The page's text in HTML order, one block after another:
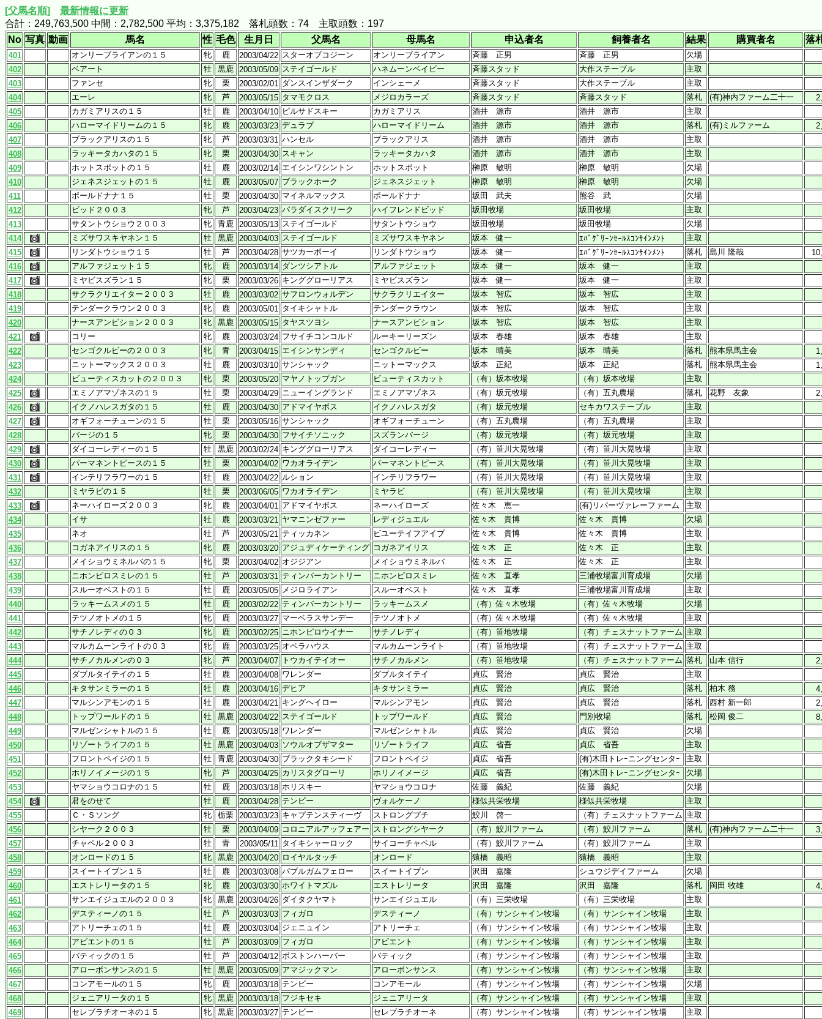
[父馬名順]
最新情報に更新
合計：249,763,500 中間：2,782,500 平均：3,375,182 落札頭数：74 主取頭数：197
No 写真 動画 馬名 性 毛色 生月日 父馬名 母馬名 申込者名 飼養者名 結果 購買者名 落
401 オンリーブライアンの１５ 牝 鹿 2003/04/22 スターオブコジーン オンリーブライアン 斉藤 正男 斉藤 正男
欠場
402
ベアート 牡 黒鹿 2003/05/09 ステイゴールド ハネムーンベイビー 斉藤スタッド 大作ステーブル
主取
403
ファンセ 牝 栗 2003/02/01 ダンスインザダーク インシェーメ 斉藤スタッド 大作ステーブル
主取
404
エーレ 牝 芦 2003/05/15 タマモクロス メジロカラーズ 斉藤スタッド 斉藤スタッド 落札 (有)神内ファーム二十一
405
カガミアリスの１５ 牡 鹿 2003/04/10 ピルサドスキー カガミアリス 酒井 源市 酒井 源市
主取
406
ハローマイドリームの１５ 牝 鹿 2003/03/23 デュラブ ハローマイドリーム 酒井 源市 酒井 源市 落札 (有)ミルファーム
407
ブラックアリスの１５ 牝 芦 2003/03/31 ハンセル ブラックアリス 酒井 源市 酒井 源市
主取
408
ラッキータカハタの１５ 牝 栗 2003/04/30 スキャン ラッキータカハタ 酒井 源市 酒井 源市
主取
409
ホットスポットの１５ 牡 鹿 2003/02/14 エイシンワシントン ホットスポット 榊原 敏明 榊原 敏明
欠場
410
ジェネスジェットの１５ 牡 鹿 2003/05/07 ブラックホーク ジェネスジェット 榊原 敏明 榊原 敏明
欠場
411
ポールドナナ１５ 牡 栗 2003/04/30 マイネルマックス ポールドナナ 坂田 武夫 熊谷 武
欠場
412
ビッド２００３ 牝 芦 2003/04/23 パラダイスクリーク ハイフレンドビッド 坂田牧場 坂田牧場
主取
413
サタントウショウ２００３ 牝 青鹿 2003/05/13 ステイゴールド サタントウショウ 坂田牧場 坂田牧場
欠場
414
ミズサワスキヤネン１５ 牡 黒鹿 2003/04/03 ステイゴールド ミズサワスキヤネン 坂本 健一 ｴﾊﾞｸﾞﾘｰﾝｾｰﾙｽｺﾝｻｲﾝﾒﾝﾄ
主取
415
リンダトウショウ１５ 牡 芦 2003/04/28 サツカーボーイ リンダトウショウ 坂本 健一 ｴﾊﾞｸﾞﾘｰﾝｾｰﾙｽｺﾝｻｲﾝﾒﾝﾄ 落札 島川 隆哉
416
アルファジェット１５ 牝 鹿 2003/03/14 ダンツシアトル アルファジェット 坂本 健一 坂本 健一
主取
417
ミヤビスズラン１５ 牝 栗 2003/03/26 キンググローリアス ミヤビスズラン 坂本 健一 坂本 健一
主取
418
サクラクリエイター２００３ 牡 鹿 2003/03/02 サフロンウォルデン サクラクリエイター 坂本 智広 坂本 智広
主取
419
テンダークラウン２００３ 牝 鹿 2003/05/01 タイキシャトル テンダークラウン 坂本 智広 坂本 智広
主取
420
ナースアンビション２００３ 牝 黒鹿 2003/05/15 タヤスツヨシ ナースアンビション 坂本 智広 坂本 智広
主取
421
コリー 牝 鹿 2003/03/24 フサイチコンコルド ルーキーリーズン 坂本 春雄 坂本 春雄
主取
422
センゴクルビーの２００３ 牝 青 2003/04/15 エイシンサンディ センゴクルビー 坂本 晴美 坂本 晴美 落札 熊本県馬主会
423
ニットーマックス２００３ 牡 鹿 2003/03/10 サンシャック ニットーマックス 坂本 正紀 坂本 正紀 落札 熊本県馬主会
424
ビューティスカットの２００３ 牝 栗 2003/05/20 マヤノトップガン ビューティスカット （有）坂本牧場 （有）坂本牧場
主取
425
エミノアマゾネスの１５ 牡 栗 2003/04/29 ニューイングランド エミノアマゾネス （有）坂元牧場 （有）五丸農場 落札 花野 友象
426
イクノハレスガタの１５ 牡 鹿 2003/04/30 アドマイヤボス イクノハレスガタ （有）坂元牧場 セキカワステーブル
主取
427
オギフォーチューンの１５ 牡 栗 2003/05/16 サンシャック オギフォーチューン （有）五丸農場 （有）五丸農場
主取
428
バージの１５ 牝 栗 2003/04/30 フサイチソニック スズランバージ （有）坂元牧場 （有）坂元牧場
主取
429
ダイコーレディーの１５ 牡 黒鹿 2003/02/24 キンググローリアス ダイコーレディー （有）笹川大晃牧場 （有）笹川大晃牧場
主取
430
パーマネントピースの１５ 牡 栗 2003/04/02 ワカオライデン パーマネントピース （有）笹川大晃牧場 （有）笹川大晃牧場
主取
431
インテリフラワーの１５ 牡 鹿 2003/04/22 ルション インテリフラワー （有）笹川大晃牧場 （有）笹川大晃牧場
主取
432
ミヤラビの１５ 牡 栗 2003/06/05 ワカオライデン ミヤラビ （有）笹川大晃牧場 （有）笹川大晃牧場
主取
433
ネーハイローズ２００３ 牝 鹿 2003/04/01 アドマイヤボス ネーハイローズ 佐々木 恵一 (有)リバーヴァレーファーム
主取
434
イサ 牡 鹿 2003/03/21 ヤマニンゼファー レディジュエル 佐々木 貴博 佐々木 貴博
欠場
435
ネオ 牡 芦 2003/05/21 ティッカネン ビユーテイフアイブ 佐々木 貴博 佐々木 貴博
主取
436
コガネアイリスの１５ 牝 鹿 2003/03/20 アジュディケーティング コガネアイリス 佐々木 正 佐々木 正
主取
437
メイショウミネルバの１５ 牝 栗 2003/04/02 オジジアン メイショウミネルバ 佐々木 正 佐々木 正
主取
438
ニホンピロスミレの１５ 牡 芦 2003/03/31 ティンバーカントリー ニホンピロスミレ 佐々木 直孝 三浦牧場富川育成場
欠場
439
スルーオベストの１５ 牡 鹿 2003/05/05 メジロライアン スルーオベスト 佐々木 直孝 三浦牧場富川育成場
主取
440
ラッキームスメの１５ 牡 鹿 2003/02/22 ティンバーカントリー ラッキームスメ （有）佐々木牧場 （有）佐々木牧場
欠場
441
テツノオトメの１５ 牝 鹿 2003/03/27 マーベラスサンデー テツノオトメ （有）佐々木牧場 （有）佐々木牧場
主取
442
サチノレディの０３ 牝 鹿 2003/02/25 ニホンピロウイナー サチノレディ （有）笹地牧場 （有）チェスナットファーム 主取
443
マルカムーンライトの０３ 牝 鹿 2003/03/25 オペラハウス マルカムーンライト （有）笹地牧場 （有）チェスナットファーム 主取
444
サチノカルメンの０３ 牝 芦 2003/04/07 トウカイテイオー サチノカルメン （有）笹地牧場 （有）チェスナットファーム 落札 山本 信行
445
ダブルタイテイの１５ 牡 鹿 2003/04/08 ワレンダー ダブルタイテイ 貞広 賢治 貞広 賢治
主取
446
キタサンミラーの１５ 牡 鹿 2003/04/16 デヒア キタサンミラー 貞広 賢治 貞広 賢治 落札 柏木 務
447
マルシンアモンの１５ 牡 鹿 2003/04/21 キングヘイロー マルシンアモン 貞広 賢治 貞広 賢治 落札 西村 新一郎
448
トップワールドの１５ 牡 黒鹿 2003/04/22 ステイゴールド トップワールド 貞広 賢治 門別牧場 落札 松岡 俊二
449
マルゼンシャトルの１５ 牡 鹿 2003/05/18 ワレンダー マルゼンシャトル 貞広 賢治 貞広 賢治
欠場
450
リゾートライフの１５ 牡 黒鹿 2003/04/03 ソウルオブザマター リゾートライフ 貞広 省吾 貞広 省吾
主取
451
フロントペイジの１５ 牡 青鹿 2003/04/30 ブラックタキシード フロントペイジ 貞広 省吾 (有)木田トレｰニングセンタｰ
主取
452
ホリノイメージの１５ 牝 芦 2003/04/25 カリスタグローリ ホリノイメージ 貞広 省吾 (有)木田トレｰニングセンタｰ
欠場
453
ヤマショウコロナの１５ 牡 鹿 2003/03/18 ホリスキー ヤマショウコロナ 佐藤 義紀 佐藤 義紀
欠場
454
君をのせて 牡 鹿 2003/04/28 テンビー ヴォルケーノ 様似共栄牧場 様似共栄牧場
主取
455
Ｃ・Ｓソング 牝 栃栗 2003/03/23 キャプテンスティーヴ ストロングプチ 鮫川 啓一 （有）チェスナットファーム 主取
456
シヤーク２００３ 牡 栗 2003/04/09 コロニアルアッフェアー ストロングシヤーク （有）鮫川ファーム （有）鮫川ファーム 落札 (有)神内ファーム二十一
457
チャペル２００３ 牡 青 2003/05/11 タイキシャーロック サイコーチャペル （有）鮫川ファーム （有）鮫川ファーム
主取
458
オンロードの１５ 牝 黒鹿 2003/04/20 ロイヤルタッチ オンロード 猿橋 義昭 猿橋 義昭
主取
459
スイートイブン１５ 牡 鹿 2003/03/08 バブルガムフェロー スイートイブン 沢田 嘉隆 シュウジデイファーム
欠場
460
エストレリータの１５ 牝 鹿 2003/03/30 ホワイトマズル エストレリータ 沢田 嘉隆 沢田 嘉隆 落札 岡田 牧雄
461
サンエイジュエルの２００３ 牝 黒鹿 2003/04/26 ダイタクヤマト サンエイジュエル （有）三栄牧場 （有）三栄牧場
主取
462
デスティーノの１５ 牡 芦 2003/03/03 フィガロ デスティーノ （有）サンシャイン牧場 （有）サンシャイン牧場
主取
463
アトリーチェの１５ 牡 鹿 2003/03/04 ジェニュイン アトリーチェ （有）サンシャイン牧場 （有）サンシャイン牧場
主取
464
アビエントの１５ 牡 芦 2003/03/09 フィガロ アビエント （有）サンシャイン牧場 （有）サンシャイン牧場
主取
465
バティックの１５ 牡 芦 2003/04/12 ボストンハーバー バティック （有）サンシャイン牧場 （有）サンシャイン牧場
主取
466
アローボンサンスの１５ 牡 黒鹿 2003/05/09 アマジックマン アローボンサンス （有）サンシャイン牧場 （有）サンシャイン牧場
主取
467
コンアモールの１５ 牝 鹿 2003/03/18 テンビー コンアモール （有）サンシャイン牧場 （有）サンシャイン牧場
欠場
468
ジェニアリータの１５ 牝 黒鹿 2003/03/18 フジキセキ ジェニアリータ （有）サンシャイン牧場 （有）サンシャイン牧場
主取
469
セレブラチオーネの１５ 牝 黒鹿 2003/03/27 テンビー セレブラチオーネ （有）サンシャイン牧場 （有）サンシャイン牧場
主取